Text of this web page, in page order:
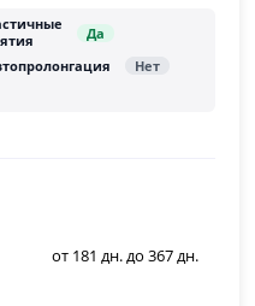
от 181 дн. до 367 дн.